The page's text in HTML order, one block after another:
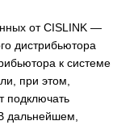
от CISLINK —
дистрибьютора
к системе
при этом,
подключать
дальнейшем,